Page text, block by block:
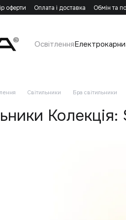
оферти Оплата і доставка Обмін та
Освітлення
Світильники Бра світильники
Колекція: